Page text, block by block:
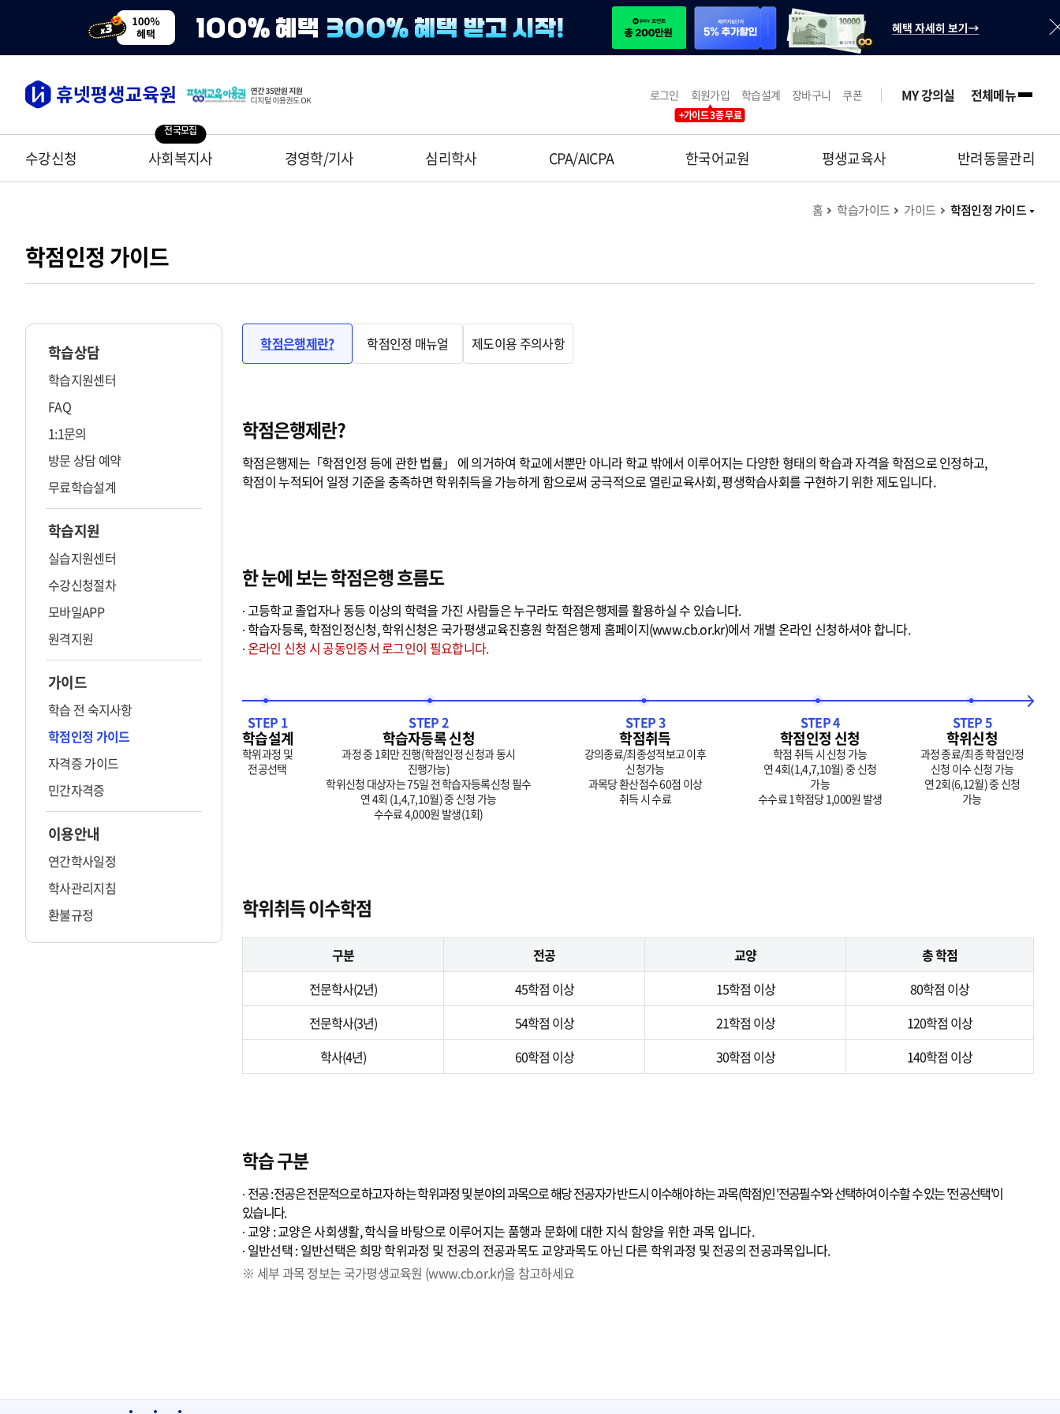
로그인 회원가입
+가이드 3종 무료
학습설계 장바구니 쿠폰 MY 강의실 전체메뉴
수강신청
전국모집
사회복지사 경영학/기사 심리학사 CPA/AICPA 한국어교원 평생교육사 반려동물관리
홈 학습가이드 가이드 학점인정 가이드
학점인정 가이드
학습상담
학습지원센터
FAQ
1:1문의
방문 상담 예약
무료학습설계
학습지원
실습지원센터
수강신청절차
모바일APP
원격지원
가이드
학습 전 숙지사항
학점인정 가이드
자격증 가이드
민간자격증
이용안내
연간학사일정
학사관리지침
환불규정
학점은행제란? 학점인정 매뉴얼 제도이용 주의사항
학점은행제란?
학점은행제란?
학점은행제는「학점인정 등에 관한 법률」 에 의거하여 학교에서뿐만 아니라 학교 밖에서 이루어지는 다양한 형태의 학습과 자격을 학점으로 인정하고,
학점이 누적되어 일정 기준을 충족하면 학위취득을 가능하게 함으로써 궁극적으로 열린교육사회, 평생학습사회를 구현하기 위한 제도입니다.
한 눈에 보는 학점은행 흐름도
∙ 고등학교 졸업자나 동등 이상의 학력을 가진 사람들은 누구라도 학점은행제를 활용하실 수 있습니다.
∙ 학습자등록, 학점인정신청, 학위신청은 국가평생교육진흥원 학점은행제 홈페이지(www.cb.or.kr)에서 개별 온라인 신청하셔야 합니다.
∙온라인 신청 시 공동인증서 로그인이 필요합니다.
STEP 1
학습설계
학위과정 및
전공선택
STEP 2
학습자등록 신청
과정 중 1회만 진행(학점인정 신청과 동시
진행가능)
학위신청 대상자는 75일 전 학습자등록신청 필수
연 4회 (1,4,7,10월) 중 신청 가능
수수료 4,000원 발생(1회)
STEP 3
학점취득
강의종료/최종성적보고 이후
신청가능
과목당 환산점수 60점 이상
취득 시 수료
STEP 4
학점인정 신청
학점 취득 시 신청 가능
연 4회(1,4,7,10월) 중 신청
가능
수수료 1학점당 1,000원 발생
STEP 5
학위신청
과정 종료/최종 학점인정
신청 이수 신청 가능
연 2회(6,12월) 중 신청
가능
학위취득 이수학점
구분 전공 교양
총 학점
전문학사(2년)
45학점 이상 15학점 이상
80학점 이상
전문학사(3년)
54학점 이상 21학점 이상
120학점 이상
학사(4년)
60학점 이상 30학점 이상 140학점 이상
학습 구분
∙ 전공 : 전공은 전문적으로 하고자 하는 학위과정 및 분야의 과목으로 해당 전공자가 반드시 이수해야 하는 과목(학점)인 '전공필수'와 선택하여 이수할 수 있는 '전공선택'이
있습니다.
∙ 교양 : 교양은 사회생활, 학식을 바탕으로 이루어지는 품행과 문화에 대한 지식 함양을 위한 과목 입니다.
∙ 일반선택 : 일반선택은 희망 학위과정 및 전공의 전공과목도 교양과목도 아닌 다른 학위과정 및 전공의 전공과목입니다.
※ 세부 과목 정보는 국가평생교육원 (www.cb.or.kr)을 참고하세요